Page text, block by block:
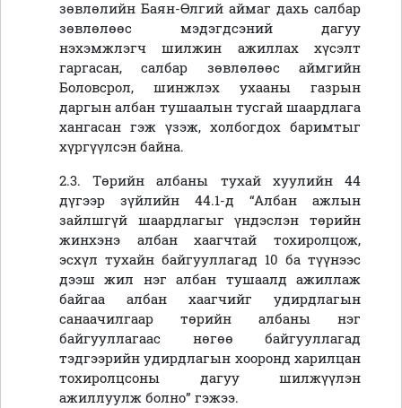
зөвлөлийн Баян-Өлгий аймаг дахь салбар
зөвлөлөөс мэдэгдсэний дагуу
нэхэмжлэгч шилжин ажиллах хүсэлт
гаргасан, салбар зөвлөлөөс аймгийн
Боловсрол, шинжлэх ухааны газрын
даргын албан тушаалын тусгай шаардлага
хангасан гэж үзэж, холбогдох баримтыг
хүргүүлсэн байна.
2.3. Төрийн албаны тухай хуулийн 44
дүгээр зүйлийн 44.1-д “Албан ажлын
зайлшгүй шаардлагыг үндэслэн төрийн
жинхэнэ албан хаагчтай тохиролцож,
эсхүл тухайн байгууллагад 10 ба түүнээс
дээш жил нэг албан тушаалд ажиллаж
байгаа албан хаагчийг удирдлагын
санаачилгаар төрийн албаны нэг
байгууллагаас нөгөө байгууллагад
тэдгээрийн удирдлагын хооронд харилцан
тохиролцсоны дагуу шилжүүлэн
ажиллуулж болно” гэжээ.